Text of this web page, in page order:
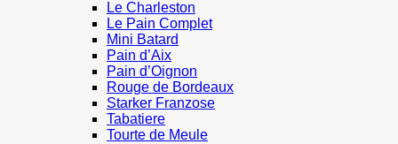
Le Charleston
Le Pain Complet
Mini Batard
Pain d’Aix
Pain d’Oignon
Rouge de Bordeaux
Starker Franzose
Tabatiere
Tourte de Meule